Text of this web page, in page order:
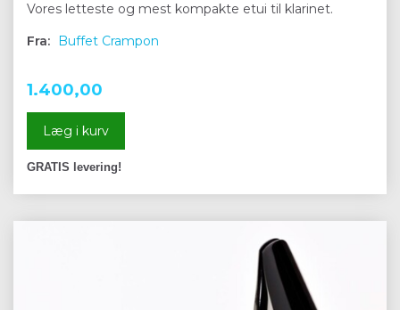
Vores letteste og mest kompakte etui til klarinet.
Fra: Buffet Crampon
1.400,00
Læg i kurv
GRATIS levering!